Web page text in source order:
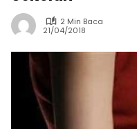
2 Min Baca
21/04/2018